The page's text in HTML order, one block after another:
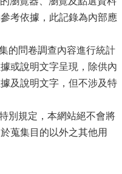
考依據，此記錄為內部應
的問卷調查內容進行統計
或說明文字呈現，除供內
及說明文字，但不涉及特
別規定，本網站絕不會將
蒐集目的以外之其他用